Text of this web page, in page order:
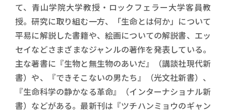
て、青山学院大学教授・ロックフェラー大学客員教
授。研究に取り組む一方、「生命とは何か」について
平易に解説した書籍や、絵画についての解説書、エッ
セイなどさまざまなジャンルの著作を発表している。
主な著書に『生物と無生物のあいだ』（講談社現代新
書）や、『できそこないの男たち』（光文社新書）、
『生命科学の静かなる革命』（インターナショナル新
書）などがある。最新刊は『ツチハンミョウのギャン